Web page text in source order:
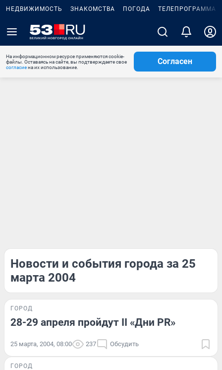
НЕДВИЖИМОСТЬ ЗНАКОМСТВА ПОГОДА ТЕЛЕПРОГРАММА
На информационном ресурсе применяются cookie-
файлы. Оставаясь на сайте, вы подтверждаете свое
согласиена их использование.
Согласен
Новости и события города за 25
марта 2004
ГОРОД
28-29 апреля пройдут II «Дни PR»
25 марта, 2004, 08:00 237 Обсудить
ГОРОД